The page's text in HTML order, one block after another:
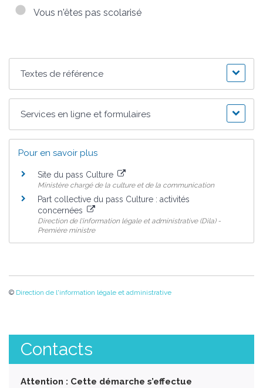
Vous n'êtes pas scolarisé
Textes de référence
Services en ligne et formulaires
Pour en savoir plus
Site du pass Culture
Ministère chargé de la culture et de la communication
Part collective du pass Culture : activités
concernées
Direction de l'information légale et administrative (Dila) -
Première ministre
© Direction de l'information légale et administrative
Contacts
Attention : Cette démarche s’effectue